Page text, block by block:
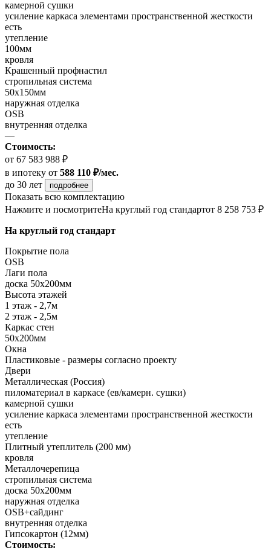
камерной сушки
усиление каркаса элементами пространственной жесткости
есть
утепление
100мм
кровля
Крашенный профнастил
стропильная система
50х150мм
наружная отделка
OSB
внутренняя отделка
—
Стоимость:
от 67 583 988 ₽
в ипотеку от 588 110 ₽/мес.
до 30 лет
подробнее
Показать всю комплектацию
Нажмите и посмотритеНа круглый год стандартот 8 258 753 ₽
На круглый год стандарт
Покрытие пола
OSB
Лаги пола
доска 50х200мм
Высота этажей
1 этаж - 2,7м
2 этаж - 2,5м
Каркас стен
50х200мм
Окна
Пластиковые - размеры согласно проекту
Двери
Металлическая (Россия)
пиломатериал в каркасе (ев/камерн. сушки)
камерной сушки
усиление каркаса элементами пространственной жесткости
есть
утепление
Плитный утеплитель (200 мм)
кровля
Металлочерепица
стропильная система
доска 50х200мм
наружная отделка
OSB+сайдинг
внутренняя отделка
Гипсокартон (12мм)
Стоимость: